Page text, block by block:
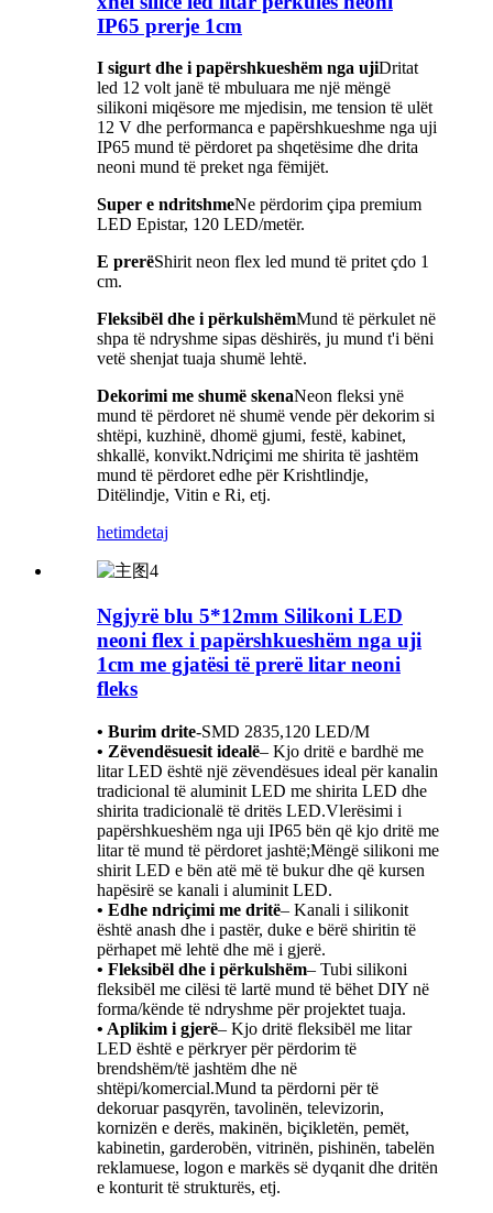
IP65 prerje 1cm
I sigurt dhe i papërshkueshëm nga ujiDritat
led 12 volt janë të mbuluara me një mëngë
silikoni miqësore me mjedisin, me tension të ulët
12 V dhe performanca e papërshkueshme nga uji
IP65 mund të përdoret pa shqetësime dhe drita
neoni mund të preket nga fëmijët.
Super e ndritshmeNe përdorim çipa premium
LED Epistar, 120 LED/metër.
E prerëShirit neon flex led mund të pritet çdo 1
cm.
Fleksibël dhe i përkulshëmMund të përkulet në
shpa të ndryshme sipas dëshirës, ​​ju mund t'i bëni
vetë shenjat tuaja shumë lehtë.
Dekorimi me shumë skenaNeon fleksi ynë
mund të përdoret në shumë vende për dekorim si
shtëpi, kuzhinë, dhomë gjumi, festë, kabinet,
shkallë, konvikt.Ndriçimi me shirita të jashtëm
mund të përdoret edhe për Krishtlindje,
Ditëlindje, Vitin e Ri, etj.
hetimdetaj
Ngjyrë blu 5*12mm Silikoni LED
neoni flex i papërshkueshëm nga uji
1cm me gjatësi të prerë litar neoni
fleks
• Burim drite-SMD 2835,120 LED/M
• Zëvendësuesit idealë– Kjo dritë e bardhë me
litar LED është një zëvendësues ideal për kanalin
tradicional të aluminit LED me shirita LED dhe
shirita tradicionalë të dritës LED.Vlerësimi i
papërshkueshëm nga uji IP65 bën që kjo dritë me
litar të mund të përdoret jashtë;Mëngë silikoni me
shirit LED e bën atë më të bukur dhe që kursen
hapësirë ​​se kanali i aluminit LED.
• Edhe ndriçimi me dritë– Kanali i silikonit
është anash dhe i pastër, duke e bërë shiritin të
përhapet më lehtë dhe më i gjerë.
• Fleksibël dhe i përkulshëm– Tubi silikoni
fleksibël me cilësi të lartë mund të bëhet DIY në
forma/kënde të ndryshme për projektet tuaja.
• Aplikim i gjerë– Kjo dritë fleksibël me litar
LED është e përkryer për përdorim të
brendshëm/të jashtëm dhe në
shtëpi/komercial.Mund ta përdorni për të
dekoruar pasqyrën, tavolinën, televizorin,
kornizën e derës, makinën, biçikletën, pemët,
kabinetin, garderobën, vitrinën, pishinën, tabelën
reklamuese, logon e markës së dyqanit dhe dritën
e konturit të strukturës, etj.